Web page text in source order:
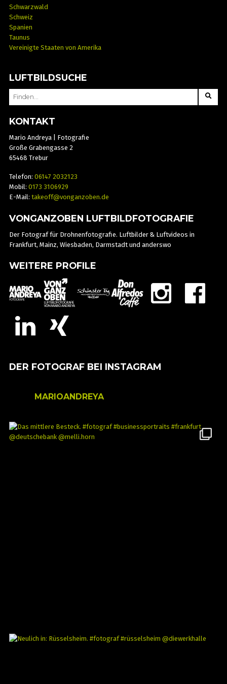
Schwarzwald
Schweiz
Spanien
Taunus
Vereinigte Staaten von Amerika
LUFTBILDSUCHE
SEARCH
KONTAKT
Mario Andreya | Fotografie
Große Grabengasse 2
65468 Trebur
Telefon: 06147 2032123
Mobil: 0173 3106929
E-Mail: takeoff@vonganzoben.de
VONGANZOBEN LUFTBILDFOTOGRAFIE
Der Fotograf für Drohnenfotografie. Luftbilder & Luftvideos in
Frankfurt, Mainz, Wiesbaden, Darmstadt und anderswo
WEITERE PROFILE
DER FOTOGRAF BEI INSTAGRAM
MARIOANDREYA